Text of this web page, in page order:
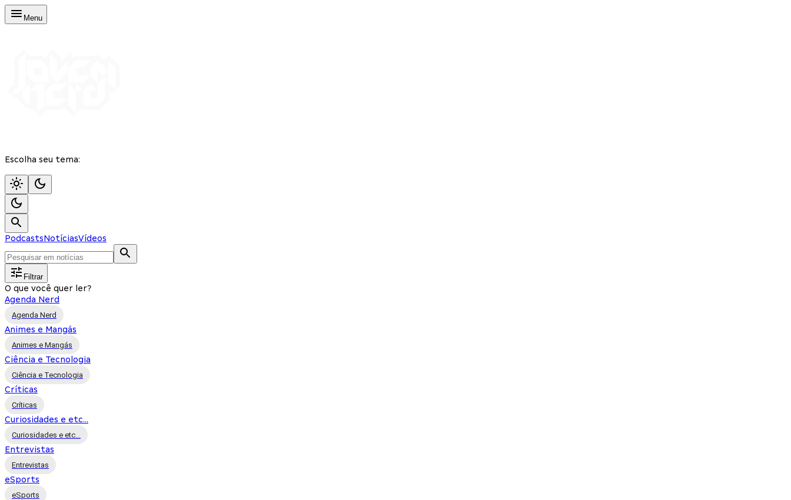
Menu
Escolha seu tema:
PodcastsNotíciasVídeos
Filtrar
O que você quer ler?
Agenda Nerd
Agenda Nerd
Animes e Mangás
Animes e Mangás
Ciência e Tecnologia
Ciência e Tecnologia
Críticas
Críticas
Curiosidades e etc...
Curiosidades e etc...
Entrevistas
Entrevistas
eSports
eSports